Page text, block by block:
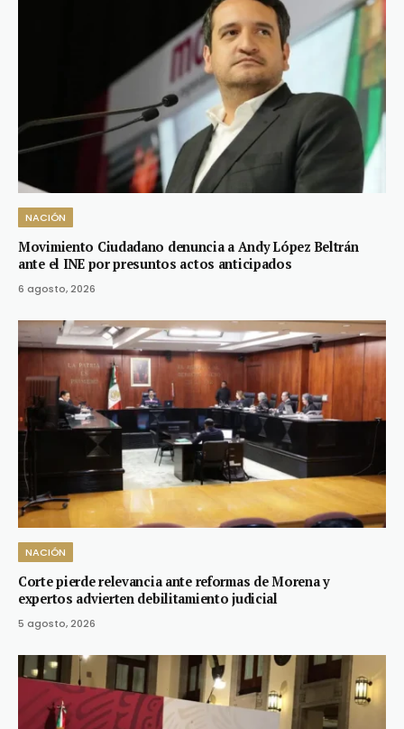
NACIÓN
Movimiento Ciudadano denuncia a Andy López Beltrán
ante el INE por presuntos actos anticipados
6 agosto, 2026
NACIÓN
Corte pierde relevancia ante reformas de Morena y
expertos advierten debilitamiento judicial
5 agosto, 2026